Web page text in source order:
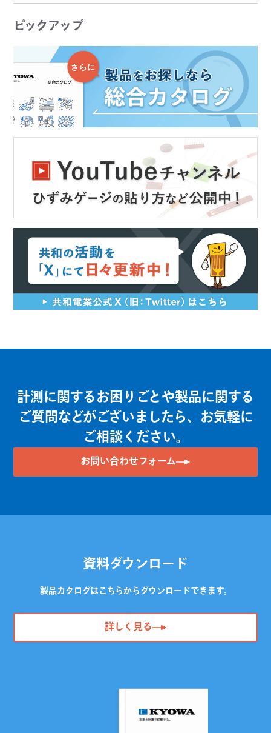
この製品、KYOWAでご紹介します
ピックアップ
計測に関するお困りごとや製品に関する
ご質問などがございましたら、お気軽に
ご相談ください。
お問い合わせフォーム
資料ダウンロード
製品カタログはこちらからダウンロードできます。
詳しく見る